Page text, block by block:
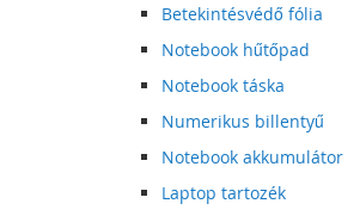
Betekintésvédő fólia
Notebook hűtőpad
Notebook táska
Numerikus billentyű
Notebook akkumulátor
Laptop tartozék